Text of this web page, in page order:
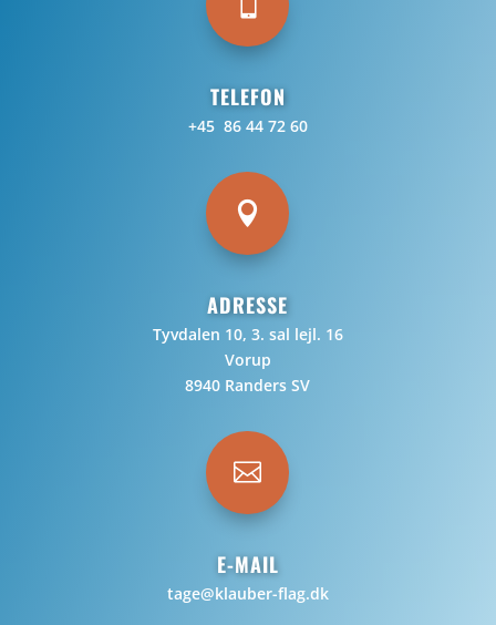
TELEFON
+45 86 44 72 60

ADRESSE
Tyvdalen 10, 3. sal lejl. 16
Vorup
8940 Randers SV

E-MAIL
tage@klauber-flag.dk